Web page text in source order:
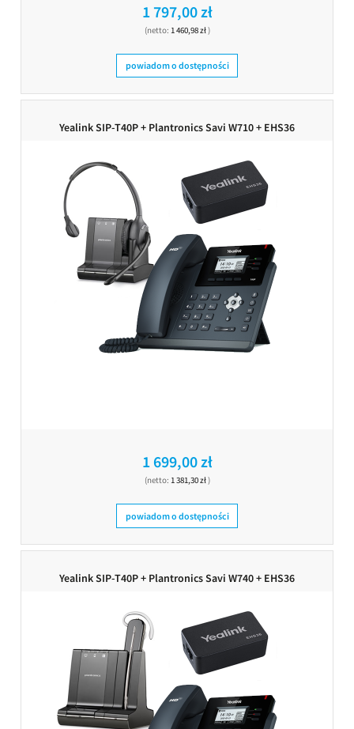
1 797,00 zł
(netto: 1 460,98 zł)
powiadom o dostępności
Yealink SIP-T40P + Plantronics Savi W710 + EHS36
1 699,00 zł
(netto: 1 381,30 zł)
powiadom o dostępności
Yealink SIP-T40P + Plantronics Savi W740 + EHS36